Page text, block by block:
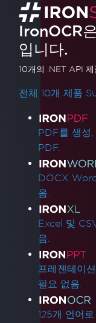
IronOCR
입니다.
10개의 .NET API 제
전체 10개 제품
제품 링크
PDF를 생성
PDF.
DOCX
음.
Excel 및
음.
프레젠테이
필요 없음.
125개 언어